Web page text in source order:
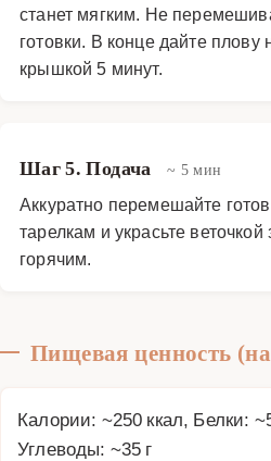
станет мягким. Не
готовки. В конце дайте плову
крышкой 5 минут.
Шаг 5. Подача ~ 5 мин
Аккуратно перемешайте
тарелкам и украсьте
горячим.
Пищевая ценность
Калории: ~250 ккал, Белки:
Углеводы: ~35 г